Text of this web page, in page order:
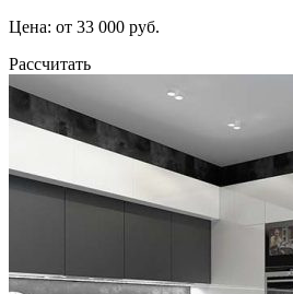
Цена: от 33 000 руб.
Рассчитать